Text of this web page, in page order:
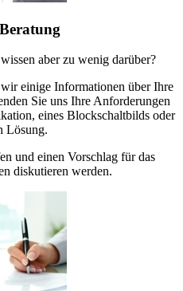
aber zu wenig darüber?
einige Informationen über Ihre
Sie uns Ihre Anforderungen
eines Blockschaltbilds oder
Lösung.
und einen Vorschlag für das
diskutieren werden.